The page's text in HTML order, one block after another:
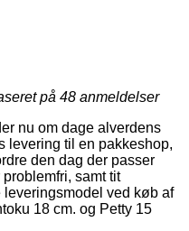
på 48 anmeldelser
nu om dage alverdens
levering til en pakkeshop,
den dag der passer
samt tit
ved køb af
18 cm. og Petty 15